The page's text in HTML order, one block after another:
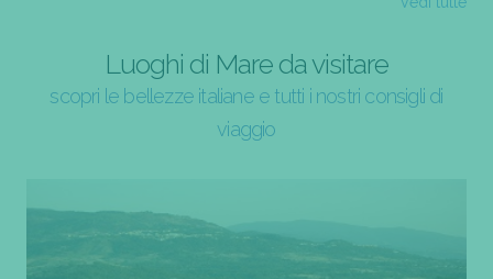
Luoghi di Mare da visitare
scopri le bellezze italiane e tutti i nostri consigli di
viaggio